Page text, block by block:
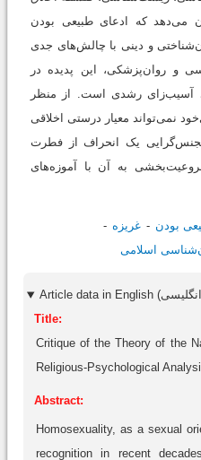
می‌دهد که ادعای طبیعی بودن
و دینی با چالش‌های جدی
و روان‌پزشکی، این پدیده در
آسیب‌زای رشدی است. از منظر
نمی‌تواند معیار درستی اخلاقی
یک انحراف از فطرت
به آن با آموزه‌های
بودن
غریزه
اسلامی
Title:
Critique of the Theory of the
Religious-Psychological
Abstract:
Homosexuality, as a sexual
recognition in recent